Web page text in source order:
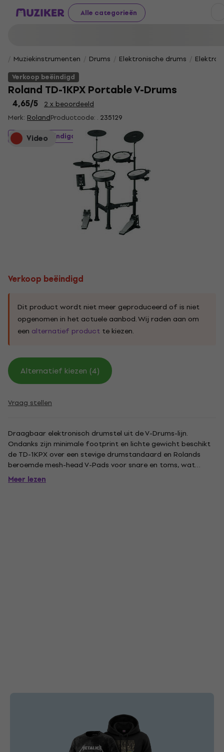
Alle categorieën
Muziekinstrumenten Drums Elektronische drums
Verkoop beëindigd
Roland TD-1KPX Portable V-Drums
4,65/5
2 x beoordeeld
Merk: RolandProductcode: . 235129
Video
Verkoop beëindigd
Verkoop beëindigd
Dit product wordt niet meer geproduceerd of is niet
opgenomen in het actuele aanbod. Wij raden aan om
een alternatief product te kiezen.
Alternatief kiezen (4)
Vraag stellen
Draagbaar elektronisch drumstel uit de V-Drums-lijn.
Ondanks zijn minimale footprint en lichte gewicht beschikt
de TD-1KPX over een stevige drumstandaard en Rolands
beroemde mesh-head V-Pads voor snare en toms, wat
zorgt voor een natuurlijke rebound, gevoel en speelbaarheid.
Dankzij het innovatieve opvouwbare ontwerp kan de
Meer lezen